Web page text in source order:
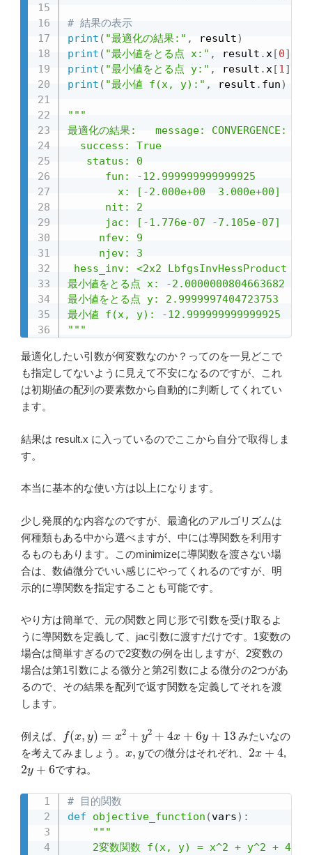
# 結果の表示
print ( "最適化の結果:" , result)
print ( "最小値をとる点 x:" , result .x[0]
print ( "最小値をとる点 y:" , result .x[1]
print ( "最小値 f(x, y):" , result . fun)
"""
最適化の結果:   message: CONVERGENCE:
  success: True
   status: 0
      fun: -12.999999999999925
        x: [-2.000e+00  3.000e+00]
      nit: 2
      jac: [-1.776e-07 -7.105e-07]
     nfev: 9
     njev: 3
hess_inv: <2x2 LbfgsInvHessProduct
最小値をとる点 x: -2.0000000804663682
最小値をとる点 y: 2.9999997404723753
最小値 f(x, y): -12.999999999999925
"""
最適化したい引数が何変数なのか？ってのを一見どこで
も指定してないように見えて不安になるのですが、これ
は初期値の配列の要素数から自動的に判断してくれてい
ます。
結果は result.x に入っているのでここから自分で取得しま
す。
本当に基本的な使い方は以上になります。
少し発展的な内容なのですが、最適化のアルゴリズムは
何種類もある中から選べますが、中には導関数を利用す
るものもあります。このminimizeに導関数を渡さない場
合は、数値微分でいい感じにやってくれるのですが、明
示的に導関数を指定することも可能です。
やり方は簡単で、元の関数と同じ形で引数を受け取るよ
うに導関数を定義して、jac引数に渡すだけです。1変数の
場合は簡単すぎるので2変数の例を出しますが、2変数の
場合は第1引数による微分と第2引数による微分の2つがあ
るので、その結果を配列で返す関数を定義してそれを渡
します。
例えば、 (x = y2 x y
みたいなの
を考えてみましょう。
, での微分はそれぞれ、 2x 4 ,
2y + 6 ですね。
# 目的関数
def
objective_function (vars) :
"""
2変数関数 f(x, y) = x^2 + y^2 + 4x